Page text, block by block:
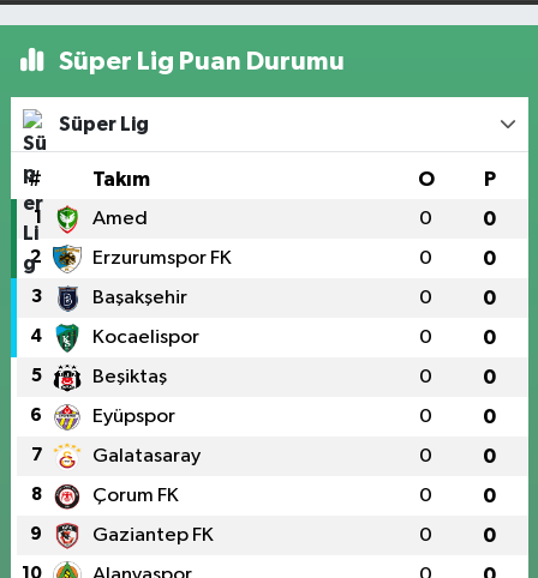
Süper Lig Puan Durumu
Süper Lig
# Takım O P
1 Amed 0 0
2 Erzurumspor FK 0 0
3 Başakşehir 0 0
4 Kocaelispor 0 0
5 Beşiktaş 0 0
6 Eyüpspor 0 0
7 Galatasaray 0 0
8 Çorum FK 0 0
9 Gaziantep FK 0 0
10